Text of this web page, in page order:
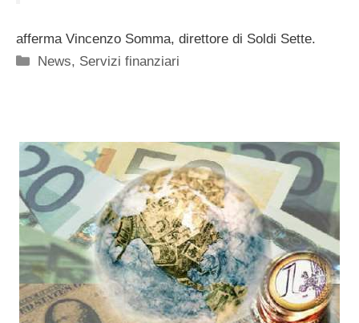
afferma Vincenzo Somma, direttore di Soldi Sette.
Categorie
News, Servizi finanziari